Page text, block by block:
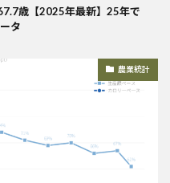
歳【2025年最新】25年で
タ
農業統計